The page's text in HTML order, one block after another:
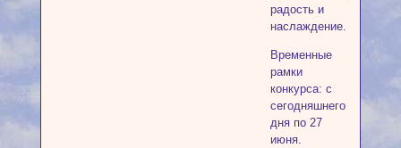
радость и
наслаждение.
Временные
рамки
конкурса: с
сегодняшнего
дня по 27
июня.